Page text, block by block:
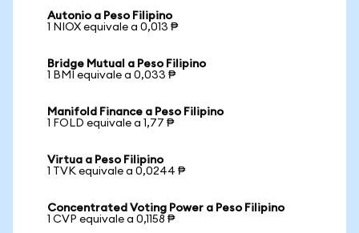
Autonio a Peso Filipino
1 NIOX equivale a 0,013 ₱
Bridge Mutual a Peso Filipino
1 BMI equivale a 0,033 ₱
Manifold Finance a Peso Filipino
1 FOLD equivale a 1,77 ₱
Virtua a Peso Filipino
1 TVK equivale a 0,0244 ₱
Concentrated Voting Power a Peso Filipino
1 CVP equivale a 0,1158 ₱